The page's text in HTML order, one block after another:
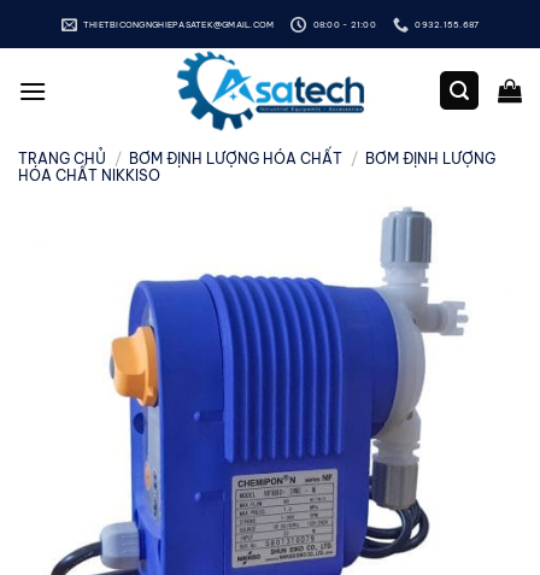
qua
dung
THIETBICONGNGHIEPASATEK@GMAIL.COM 08:00 - 21:00 0932.155.687
TRANG CHỦ / BƠM ĐỊNH LƯỢNG HÓA CHẤT / BƠM ĐỊNH LƯỢNG
HÓA CHẤT NIKKISO